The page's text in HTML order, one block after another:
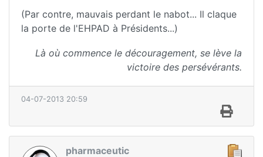
(Par contre, mauvais perdant le nabot... Il claque
la porte de l'EHPAD à Présidents...)
Là où commence le découragement, se lève la
victoire des persévérants.
04-07-2013 20:59
pharmaceutic